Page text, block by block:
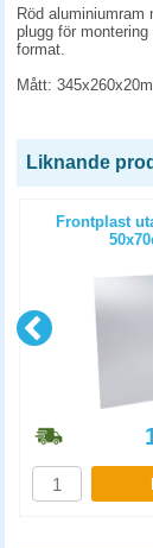
Röd
plugg för
format.
Mått:
Liknande
Frontplast